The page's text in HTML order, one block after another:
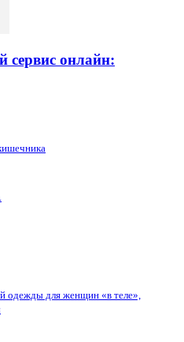
сервис онлайн:
одежды для женщин «в теле»,